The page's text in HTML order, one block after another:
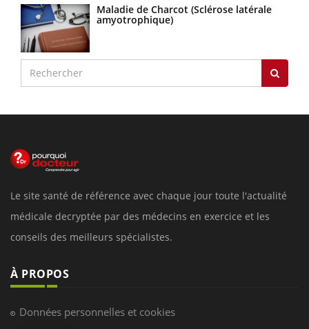
Maladie de Charcot (Sclérose latérale
amyotrophique)
Le site santé de référence avec chaque jour toute l'actualité
médicale decryptée par des médecins en exercice et les
conseils des meilleurs spécialistes.
À PROPOS
Données personnelles et cookies